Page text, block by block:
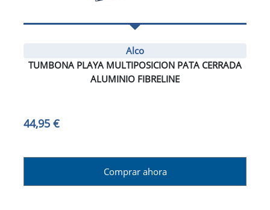
Alco
TUMBONA PLAYA MULTIPOSICION PATA CERRADA
ALUMINIO FIBRELINE
44,95 €
Comprar ahora